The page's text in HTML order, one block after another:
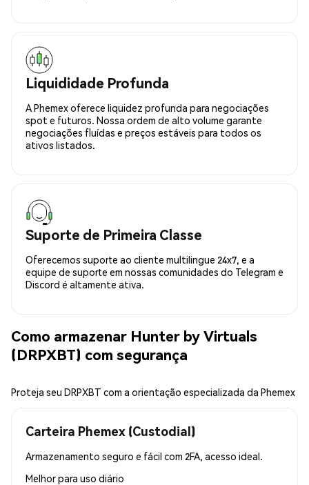
Liquididade Profunda
A Phemex oferece liquidez profunda para negociações
spot e futuros. Nossa ordem de alto volume garante
negociações fluídas e preços estáveis para todos os
ativos listados.
Suporte de Primeira Classe
Oferecemos suporte ao cliente multilingue 24x7, e a
equipe de suporte em nossas comunidades do Telegram e
Discord é altamente ativa.
Como armazenar Hunter by Virtuals
(DRPXBT) com segurança
Proteja seu DRPXBT com a orientação especializada da Phemex
Carteira Phemex (Custodial)
Armazenamento seguro e fácil com 2FA, acesso ideal.
Melhor para uso diário